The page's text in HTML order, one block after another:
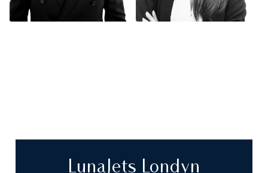
LunaJets Londyn